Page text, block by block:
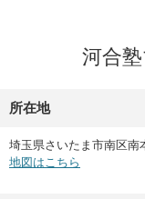
河合
所在地
埼玉県さいたま市南区南
地図はこちら